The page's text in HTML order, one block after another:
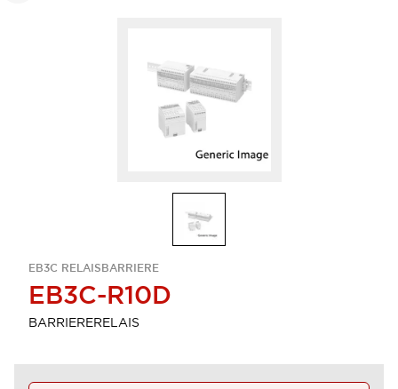
EB3C RELAISBARRIERE
EB3C-R10D
BARRIERERELAIS